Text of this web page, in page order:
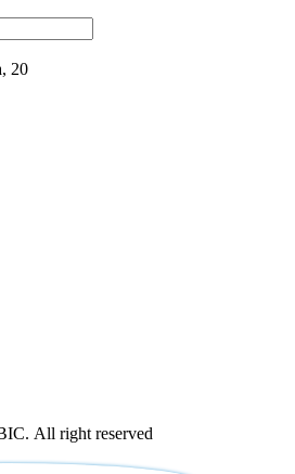
20
All right reserved